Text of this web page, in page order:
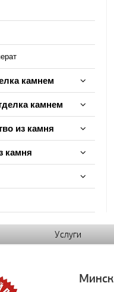
камнем
камнем
из камня
камня
Услуги
Минск